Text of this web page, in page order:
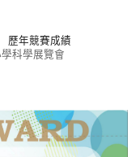
歷年競賽成績
科學展覽會